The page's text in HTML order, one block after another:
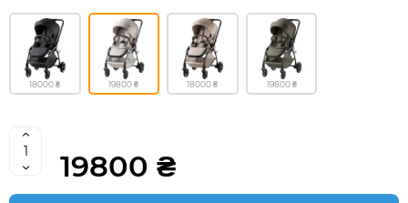
18000 ₴ 19800 ₴ 18000 ₴ 19800 ₴
19800 ₴